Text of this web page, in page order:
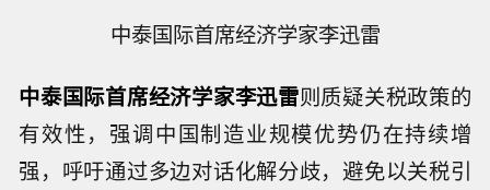
中泰国际首席经济学家李迅雷
中泰国际首席经济学家李迅雷则质疑关税政策的
有效性，强调中国制造业规模优势仍在持续增
强，呼吁通过多边对话化解分歧，避免以关税引